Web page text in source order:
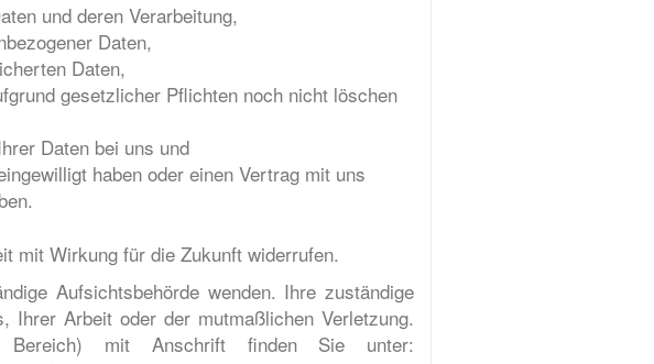
und deren Verarbeitung,
Daten,
Daten,
gesetzlicher Pflichten noch nicht löschen
Daten bei uns und
haben oder einen Vertrag mit uns
mit Wirkung für die Zukunft widerrufen.
Aufsichtsbehörde wenden. Ihre zuständige
Ihrer Arbeit oder der mutmaßlichen Verletzung.
Bereich) mit Anschrift finden Sie unter: